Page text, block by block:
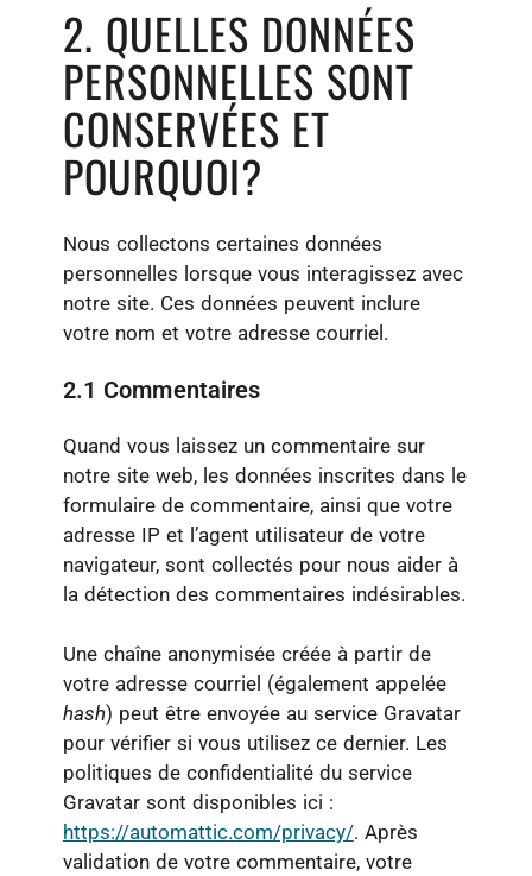
2. QUELLES DONNÉES
PERSONNELLES SONT
CONSERVÉES ET
POURQUOI?
Nous collectons certaines données
personnelles lorsque vous interagissez avec
notre site. Ces données peuvent inclure
votre nom et votre adresse courriel.
2.1 Commentaires
Quand vous laissez un commentaire sur
notre site web, les données inscrites dans le
formulaire de commentaire, ainsi que votre
adresse IP et l’agent utilisateur de votre
navigateur, sont collectés pour nous aider à
la détection des commentaires indésirables.
Une chaîne anonymisée créée à partir de
votre adresse courriel (également appelée
hash) peut être envoyée au service Gravatar
pour vérifier si vous utilisez ce dernier. Les
politiques de confidentialité du service
Gravatar sont disponibles ici :
https://automattic.com/privacy/. Après
validation de votre commentaire, votre